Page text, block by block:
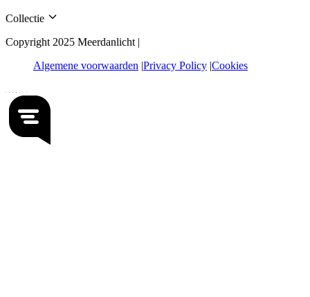
Collectie
Copyright 2025 Meerdanlicht |
Algemene voorwaarden Privacy Policy Cookies